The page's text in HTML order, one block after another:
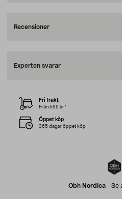
Recensioner
Experten svarar
Obh Nordica - Se
Fri frakt
Från 599 kr*
Öppet köp
365 dagar öppet köp